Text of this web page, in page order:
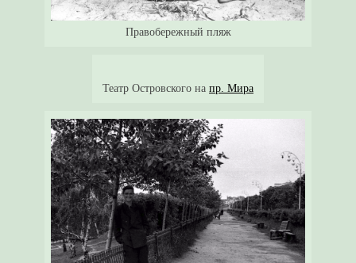
Правобережный пляж
Театр Островского на пр. Мира